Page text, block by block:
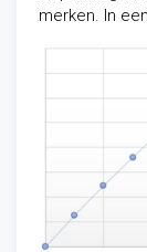
merken. In